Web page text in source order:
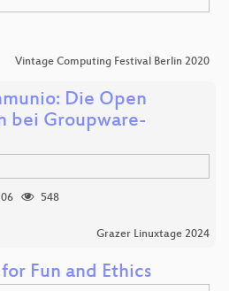
Vintage Computing Festival Berlin 2020
Die Open
bei Groupware-
548
Grazer Linuxtage 2024
Fun and Ethics